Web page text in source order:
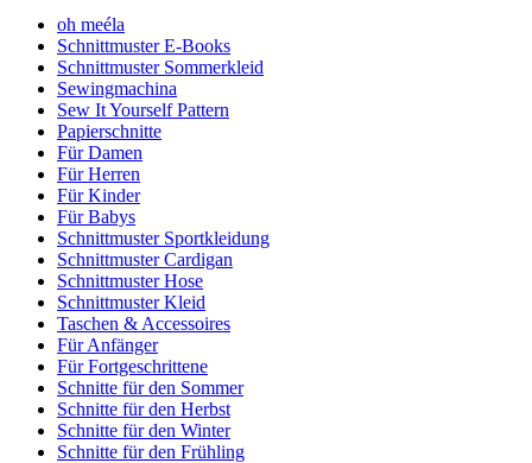
oh meéla
Schnittmuster E-Books
Schnittmuster Sommerkleid
Sewingmachina
Sew It Yourself Pattern
Papierschnitte
Für Damen
Für Herren
Für Kinder
Für Babys
Schnittmuster Sportkleidung
Schnittmuster Cardigan
Schnittmuster Hose
Schnittmuster Kleid
Taschen & Accessoires
Für Anfänger
Für Fortgeschrittene
Schnitte für den Sommer
Schnitte für den Herbst
Schnitte für den Winter
Schnitte für den Frühling